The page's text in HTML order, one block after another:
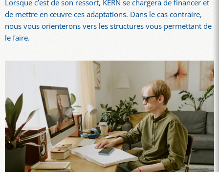
Lorsque c’est de son ressort, KERN se chargera de financer et
de mettre en œuvre ces adaptations. Dans le cas contraire,
nous vous orienterons vers les structures vous permettant de
le faire.